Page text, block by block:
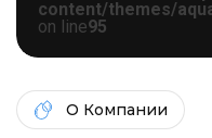
content/themes/
on line95
О Компании